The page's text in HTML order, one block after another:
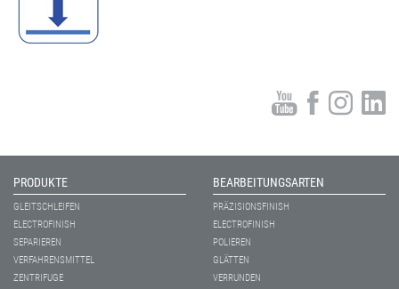
PRODUKTE
GLEITSCHLEIFEN
ELECTROFINISH
SEPARIEREN
VERFAHRENSMITTEL
ZENTRIFUGE
BEARBEITUNGSARTEN
PRÄZISIONSFINISH
ELECTROFINISH
POLIEREN
GLÄTTEN
VERRUNDEN